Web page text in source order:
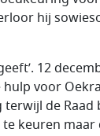
hij
12
voor
de
keuren